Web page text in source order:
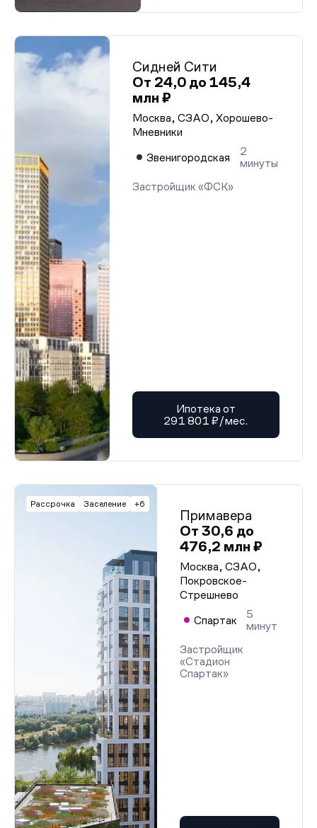
Сидней Сити
От 24,0 до 145,4
млн ₽
Москва, СЗАО, Хорошево-
Мневники
Звенигородская
2
минуты
Застройщик «ФСК»
Ипотека от
291 801 ₽/мес.
Рассрочка Заселение +6
Примавера
От 30,6 до
476,2 млн ₽
Москва, СЗАО,
Покровское-
Стрешнево
Спартак
5
минут
Застройщик
«Стадион
Спартак»